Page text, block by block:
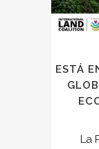
ESTÁ
La